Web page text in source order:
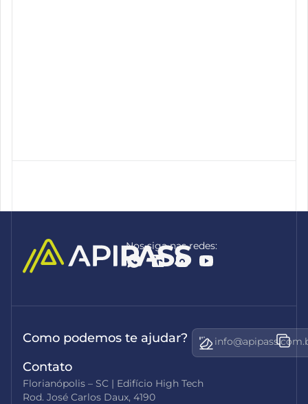
Nos siga nas redes:
Como podemos te ajudar?
Contato
Florianópolis – SC | Edifício High Tech
Rod. José Carlos Daux, 4190